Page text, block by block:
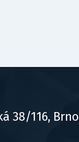
38/116, Brno